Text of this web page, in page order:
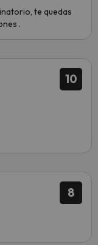
te quedas
.
10
8